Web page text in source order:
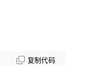
复制代码